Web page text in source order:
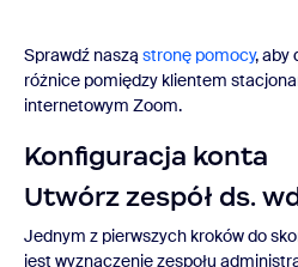
Sprawdź naszą stronę pomocy, aby
różnice pomiędzy klientem
internetowym Zoom.
Konfiguracja konta
Utwórz zespół ds.
Jednym z pierwszych kroków do
jest wyznaczenie zespołu